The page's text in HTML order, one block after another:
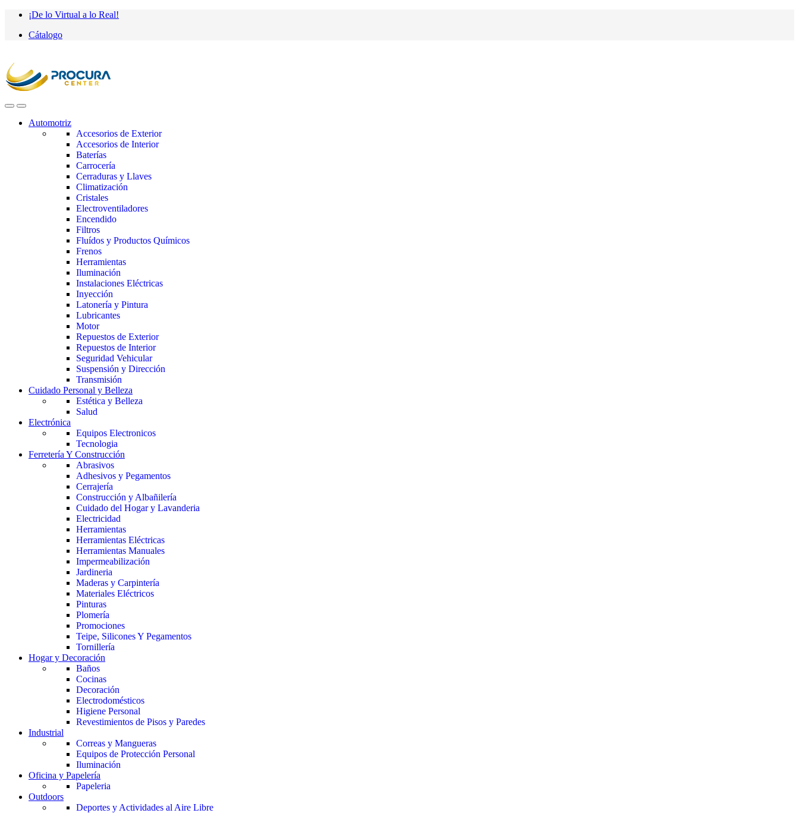
Saltar
navegación
saltar
contenido
¡De lo Virtual a lo Real!
Cátalogo
Automotriz
Accesorios de Exterior
Accesorios de Interior
Baterías
Carrocería
Cerraduras y Llaves
Climatización
Cristales
Electroventiladores
Encendido
Filtros
Fluídos y Productos Químicos
Frenos
Herramientas
Iluminación
Instalaciones Eléctricas
Inyección
Latonería y Pintura
Lubricantes
Motor
Repuestos de Exterior
Repuestos de Interior
Seguridad Vehicular
Suspensión y Dirección
Transmisión
Cuidado Personal y Belleza
Estética y Belleza
Salud
Electrónica
Equipos Electronicos
Tecnologia
Ferretería Y Construcción
Abrasivos
Adhesivos y Pegamentos
Cerrajería
Construcción y Albañilería
Cuidado del Hogar y Lavanderia
Electricidad
Herramientas
Herramientas Eléctricas
Herramientas Manuales
Impermeabilización
Jardineria
Maderas y Carpintería
Materiales Eléctricos
Pinturas
Plomería
Promociones
Teipe, Silicones Y Pegamentos
Tornillería
Hogar y Decoración
Baños
Cocinas
Decoración
Electrodomésticos
Higiene Personal
Revestimientos de Pisos y Paredes
Industrial
Correas y Mangueras
Equipos de Protección Personal
Iluminación
Oficina y Papelería
Papeleria
Outdoors
Deportes y Actividades al Aire Libre